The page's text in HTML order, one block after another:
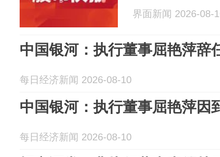
界面新闻 2026-08-
中国银河：执行董事屈艳萍辞
每日经济新闻 2026-08-10
中国银河：执行董事屈艳萍因
每日经济新闻 2026-08-10